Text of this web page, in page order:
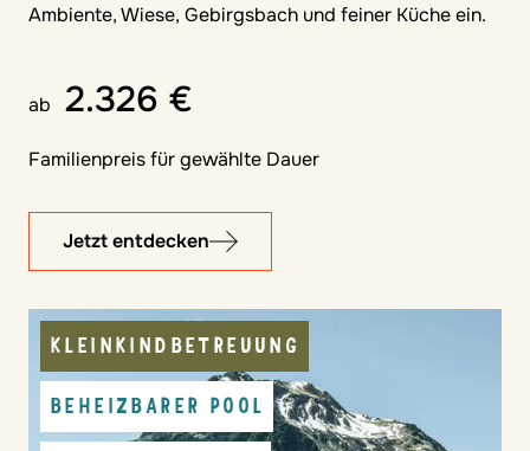
Ambiente, Wiese, Gebirgsbach und feiner Küche ein.
ab 2.326 €
Familienpreis für gewählte Dauer
Jetzt entdecken
KLEINKINDBETREUUNG
BEHEIZBARER POOL